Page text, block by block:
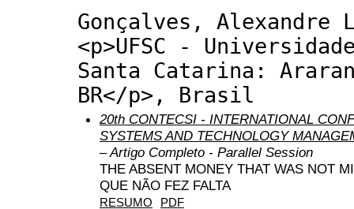
Gonçalves, Alexandre
<p>UFSC -
Santa Catarina:
BR</p>, Brasil
20th CONTECSI - INTERNATIONAL
SYSTEMS AND TECHNOLOGY
– Artigo Completo - Parallel Session
THE ABSENT MONEY THAT WAS NOT
QUE NÃO FEZ FALTA
RESUMO PDF